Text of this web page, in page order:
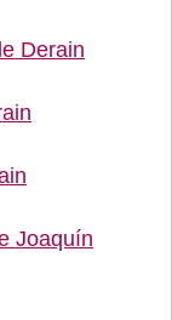
Derain
Joaquín